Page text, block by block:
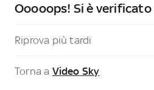
Ooooops! Si è
Riprova più tardi
Torna a Video Sky